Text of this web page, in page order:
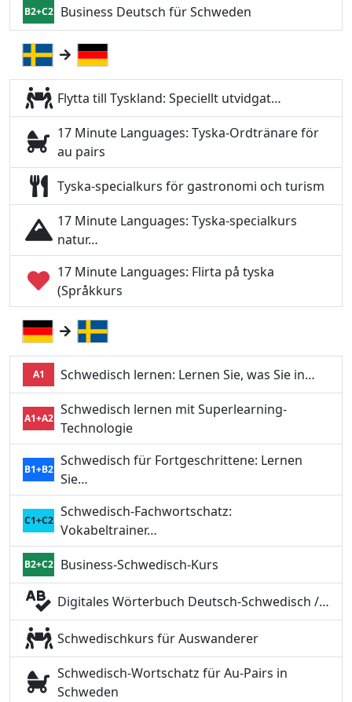
B2+C2 Business Deutsch für Schweden
Flytta till Tyskland: Speciellt utvidgat…
17 Minute Languages: Tyska-Ordtränare för
au pairs
Tyska-specialkurs för gastronomi och turism
17 Minute Languages: Tyska-specialkurs
natur…
17 Minute Languages: Flirta på tyska
(Språkkurs
A1 Schwedisch lernen: Lernen Sie, was Sie in…
A1+A2
Schwedisch lernen mit Superlearning-
Technologie
B1+B2
Schwedisch für Fortgeschrittene: Lernen
Sie…
C1+C2
Schwedisch-Fachwortschatz:
Vokabeltrainer…
B2+C2 Business-Schwedisch-Kurs
Digitales Wörterbuch Deutsch-Schwedisch /…
Schwedischkurs für Auswanderer
Schwedisch-Wortschatz für Au-Pairs in
Schweden